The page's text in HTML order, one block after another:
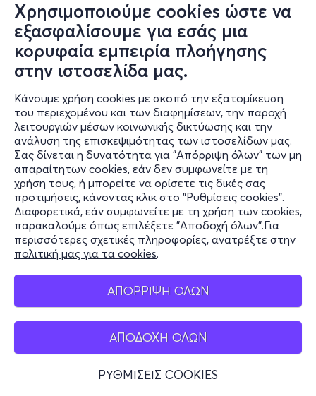
Χρησιμοποιούμε cookies ώστε να
εξασφαλίσουμε για εσάς μια
κορυφαία εμπειρία πλοήγησης
στην ιστοσελίδα μας.
Κάνουμε χρήση cookies με σκοπό την εξατομίκευση
του περιεχομένου και των διαφημίσεων, την παροχή
λειτουργιών μέσων κοινωνικής δικτύωσης και την
ανάλυση της επισκεψιμότητας των ιστοσελίδων μας.
Σας δίνεται η δυνατότητα για "Απόρριψη όλων" των μη
απαραίτητων cookies, εάν δεν συμφωνείτε με τη
χρήση τους, ή μπορείτε να ορίσετε τις δικές σας
προτιμήσεις, κάνοντας κλικ στο "Ρυθμίσεις cookies".
Διαφορετικά, εάν συμφωνείτε με τη χρήση των cookies,
παρακαλούμε όπως επιλέξετε "Αποδοχή όλων".Για
περισσότερες σχετικές πληροφορίες, ανατρέξτε στην
πολιτική μας για τα cookies.
ΑΠΟΡΡΙΨΗ ΟΛΩΝ
ΑΠΟΔΟΧΗ ΟΛΩΝ
ΡΥΘΜΙΣΕΙΣ COOKIES